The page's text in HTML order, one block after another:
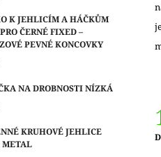
K JEHLICÍM A HÁČKŮM
ČERNÉ FIXED –
PEVNÉ KONCOVKY
NA DROBNOSTI NÍZKÁ
KRUHOVÉ JEHLICE
METAL
z
5